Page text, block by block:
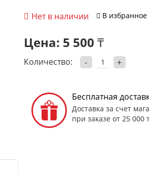
Нет в наличии В избранное
Цена: 5 500 ₸
Количество: - +
Бесплатная
Доставка за счет
при заказе от 25 000